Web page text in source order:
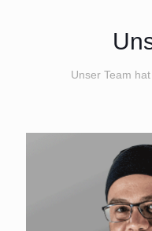
Unser Team